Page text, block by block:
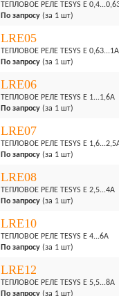
ТЕПЛОВОЕ РЕЛЕ TESYS E
По запросу (за 1 шт)
LRE05
ТЕПЛОВОЕ РЕЛЕ TESYS E 0,63...1A
По запросу (за 1 шт)
LRE06
ТЕПЛОВОЕ РЕЛЕ TESYS E 1...1,6A
По запросу (за 1 шт)
LRE07
ТЕПЛОВОЕ РЕЛЕ TESYS E
По запросу (за 1 шт)
LRE08
ТЕПЛОВОЕ РЕЛЕ TESYS E 2,5...4A
По запросу (за 1 шт)
LRE10
ТЕПЛОВОЕ РЕЛЕ TESYS E 4...6A
По запросу (за 1 шт)
LRE12
ТЕПЛОВОЕ РЕЛЕ TESYS E 5,5...8A
По запросу (за 1 шт)